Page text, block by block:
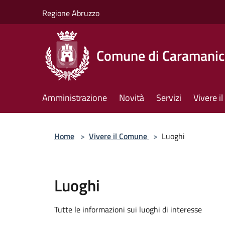
Regione Abruzzo
Comune di
Amministrazione Novità Servizi Vivere
Home > Vivere il Comune > Luoghi
Luoghi
Tutte le informazioni sui luoghi di interesse